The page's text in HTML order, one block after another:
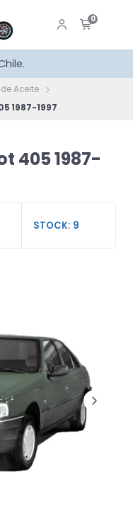
0
Aceite
1987-1997
405 1987-
STOCK: 9